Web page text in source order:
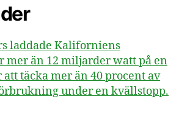
laddade Kaliforniens
mer än 12 miljarder watt på en
att täcka mer än 40 procent av
under en kvällstopp.